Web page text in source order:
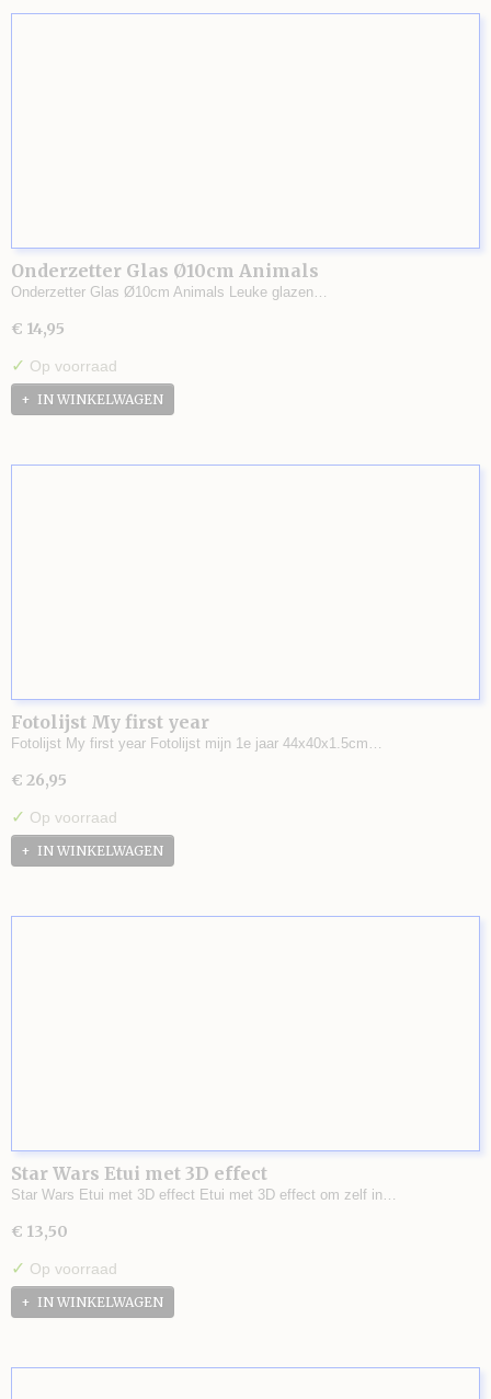
Onderzetter Glas Ø10cm Animals
Onderzetter Glas Ø10cm Animals Leuke glazen…
€ 14,95
✓ Op voorraad
IN WINKELWAGEN
Fotolijst My first year
Fotolijst My first year Fotolijst mijn 1e jaar 44x40x1.5cm…
€ 26,95
✓ Op voorraad
IN WINKELWAGEN
Star Wars Etui met 3D effect
Star Wars Etui met 3D effect Etui met 3D effect om zelf in…
€ 13,50
✓ Op voorraad
IN WINKELWAGEN